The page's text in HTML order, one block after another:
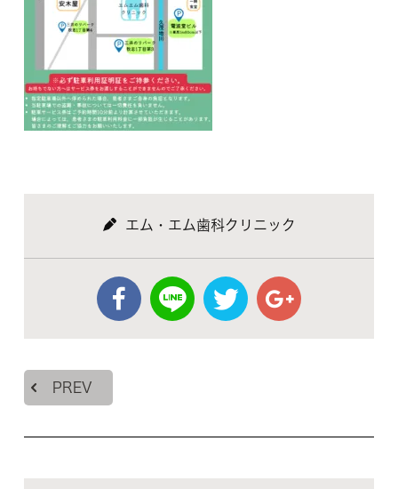
エム・エム歯科クリニック
PREV